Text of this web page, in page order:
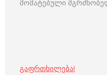
მომატებული
გაფრთხილება!